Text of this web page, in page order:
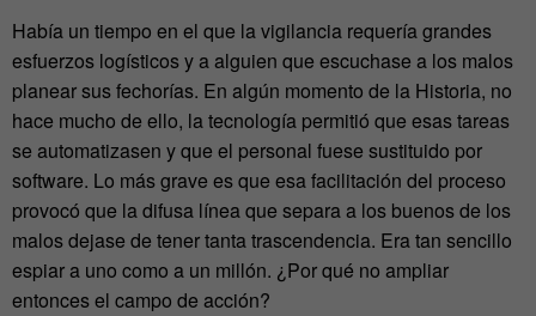
Había un tiempo en el que la vigilancia requería grandes
esfuerzos logísticos y a alguien que escuchase a los malos
planear sus fechorías. En algún momento de la Historia, no
hace mucho de ello, la tecnología permitió que esas tareas
se automatizasen y que el personal fuese sustituido por
software. Lo más grave es que esa facilitación del proceso
provocó que la difusa línea que separa a los buenos de los
malos dejase de tener tanta trascendencia. Era tan sencillo
espiar a uno como a un millón. ¿Por qué no ampliar
entonces el campo de acción?